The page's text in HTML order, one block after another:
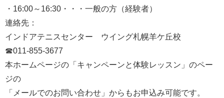
・16:00～16:30・・・一般の方（経験者）
連絡先：
インドアテニスセンター ウイング札幌羊ケ丘校
☎011-855-3677
本ホームページの「キャンペーンと体験レッスン」のペー
ジの
「メールでのお問い合わせ」からもお申込み可能です。